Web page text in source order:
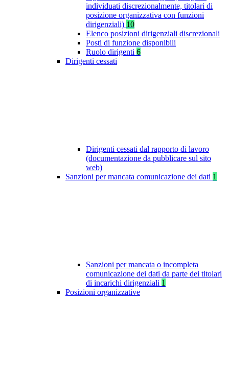
individuati discrezionalmente, titolari di
posizione organizzativa con funzioni
dirigenziali) 10
Elenco posizioni dirigenziali discrezionali
Posti di funzione disponibili
Ruolo dirigenti 6
Dirigenti cessati
Dirigenti cessati dal rapporto di lavoro
(documentazione da pubblicare sul sito
web)
Sanzioni per mancata comunicazione dei dati 1
Sanzioni per mancata o incompleta
comunicazione dei dati da parte dei titolari
di incarichi dirigenziali 1
Posizioni organizzative